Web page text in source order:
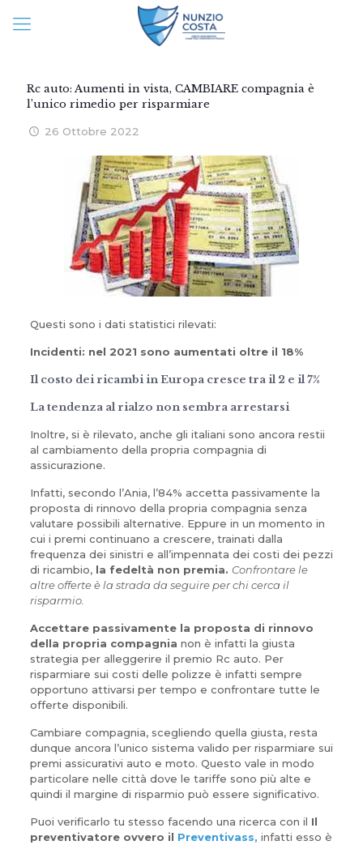
Rc auto: Aumenti in vista, CAMBIARE compagnia è
l’unico rimedio per risparmiare
26 Ottobre 2022
Questi sono i dati statistici rilevati:
Incidenti: nel 2021 sono aumentati oltre il 18%
Il costo dei ricambi in Europa cresce tra il 2 e il 7%
La tendenza al rialzo non sembra arrestarsi
Inoltre, si è rilevato, anche gli italiani sono ancora restii
al cambiamento della propria compagnia di
assicurazione.
Infatti, secondo l’Ania, l’84% accetta passivamente la
proposta di rinnovo della propria compagnia senza
valutare possibili alternative. Eppure in un momento in
cui i premi continuano a crescere, trainati dalla
frequenza dei sinistri e all’impennata dei costi dei pezzi
di ricambio, la fedeltà non premia. Confrontare le
altre offerte è la strada da seguire per chi cerca il
risparmio.
Accettare passivamente la proposta di rinnovo
della propria compagnia non è infatti la giusta
strategia per alleggerire il premio Rc auto. Per
risparmiare sui costi delle polizze è infatti sempre
opportuno attivarsi per tempo e confrontare tutte le
offerte disponibili.
Cambiare compagnia, scegliendo quella giusta, resta
dunque ancora l’unico sistema valido per risparmiare sui
premi assicurativi auto e moto. Questo vale in modo
particolare nelle città dove le tariffe sono più alte e
quindi il margine di risparmio può essere significativo.
Puoi verificarlo tu stesso facendo una ricerca con il Il
preventivatore ovvero il Preventivass, infatti esso è